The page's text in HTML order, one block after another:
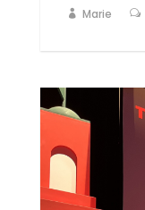
Marie